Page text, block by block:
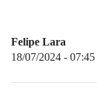
Felipe Lara
18/07/2024 - 07:45